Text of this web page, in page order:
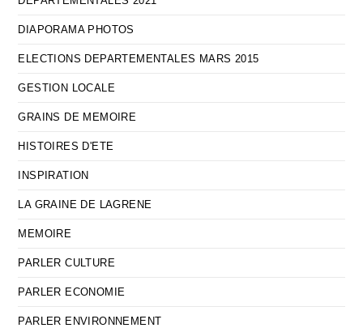
DIAPORAMA PHOTOS
ELECTIONS DEPARTEMENTALES MARS 2015
GESTION LOCALE
GRAINS DE MEMOIRE
HISTOIRES D'ETE
INSPIRATION
LA GRAINE DE LAGRENE
MEMOIRE
PARLER CULTURE
PARLER ECONOMIE
PARLER ENVIRONNEMENT